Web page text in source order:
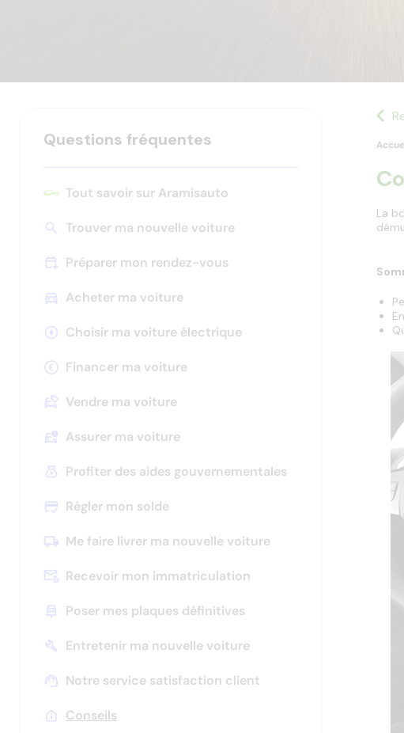
Questions fréquentes
Tout savoir sur Aramisauto
Trouver ma nouvelle voiture
pour
les
catégories
Préparer mon rendez-vous
Acheter ma voiture
pour
les
catégories
Choisir ma voiture électrique
Financer ma voiture
Vendre ma voiture
pour
les
catégories
Assurer ma voiture
Profiter des aides gouvernementales
Régler mon solde
Me faire livrer ma nouvelle voiture
pour
les
catégories
Recevoir mon immatriculation
pour
les
catégories
Poser mes plaques définitives
Entretenir ma nouvelle voiture
Notre service satisfaction client
Conseils
La